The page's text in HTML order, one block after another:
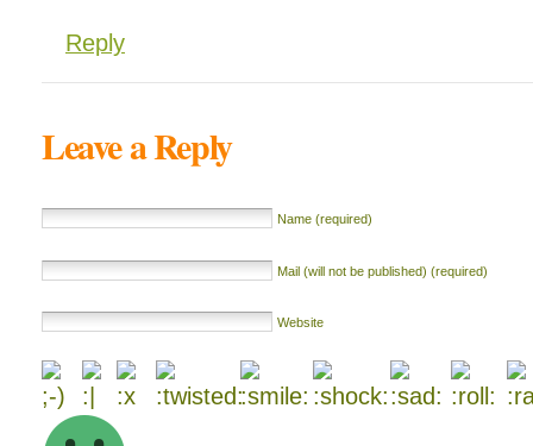
Reply
Leave a Reply
Name (required)
Mail (will not be published) (required)
Website